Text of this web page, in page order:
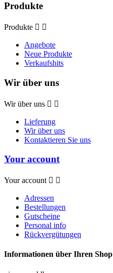
Produkte
Produkte  
Angebote
Neue Produkte
Verkaufshits
Wir über uns
Wir über uns  
Lieferung
Wir über uns
Kontaktieren Sie uns
Your account
Your account  
Adressen
Bestellungen
Gutscheine
Personal info
Rückvergütungen
Informationen über Ihren Shop